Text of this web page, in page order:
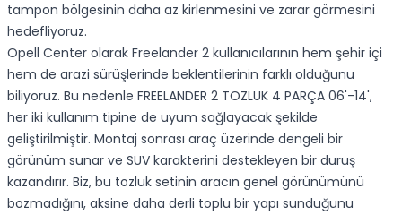
tampon bölgesinin daha az kirlenmesini ve zarar görmesini
hedefliyoruz.
Opell Center olarak Freelander 2 kullanıcılarının hem şehir içi
hem de arazi sürüşlerinde beklentilerinin farklı olduğunu
biliyoruz. Bu nedenle FREELANDER 2 TOZLUK 4 PARÇA 06'-14',
her iki kullanım tipine de uyum sağlayacak şekilde
geliştirilmiştir. Montaj sonrası araç üzerinde dengeli bir
görünüm sunar ve SUV karakterini destekleyen bir duruş
kazandırır. Biz, bu tozluk setinin aracın genel görünümünü
bozmadığını, aksine daha derli toplu bir yapı sunduğunu